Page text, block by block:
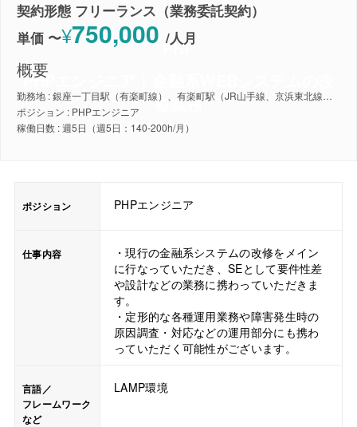
PHP
PHPエンジニア｜金融系WEBシステムの改
修業務
契約形態 フリーランス（業務委託契約）
単価 〜¥750,000 /人月
概要
勤務地 : 銀座一丁目駅（有楽町線）、有楽町駅（JR山手線、京浜東北線）、日比谷駅（東京メトロ日比谷線、千代田線、都営三田線））
ポジション : PHPエンジニア
稼働日数 : 週5日（週5日：140-200h/月）
ポジション PHPエンジニア
仕事内容
・現行の金融系システムの改修をメイン
に行なっていただき、SEとして要件性差
や設計などの業務に携わっていただきま
す。
・定形的な各種運用業務や障害発生時の
原因調査・対応などの運用部分にも携わ
っていただく可能性がございます。
言語／
フレームワーク
など
LAMP環境